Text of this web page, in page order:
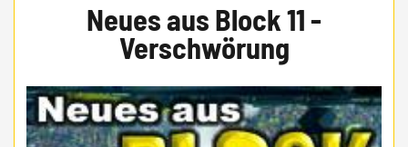
Neues aus Block 11 -
Verschwörung